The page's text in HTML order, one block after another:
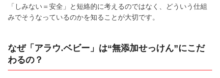
「しみない＝安全」と短絡的に考えるのではなく、どういう仕組
みでそうなっているのかを知ることが大切です。
なぜ「アラウ.ベビー」は“無添加せっけん”にこだ
わるの？